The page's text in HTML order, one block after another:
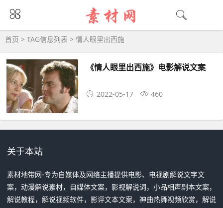
情人眼里出西施大全 - 情人眼里出西施相关
首页 > TAG信息列表 > 情人眼里出西施
《情人眼里出西施》电影解说文案
2022-05-17 460
关于本站
素材地带网-专为自媒体及网络主播提供电影、电视剧解说文字文
案，动漫解说素材，自媒体文案，影视解说词，小品相声剧本文案，
解说教程，解说视频软件，影评文本文案，神曲热舞视频欣赏，解说